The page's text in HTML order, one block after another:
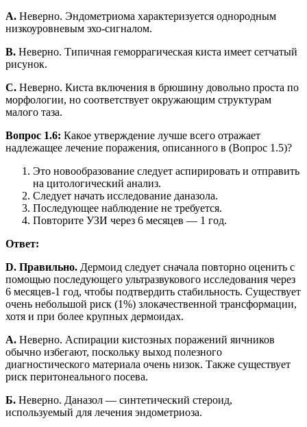
A. Неверно. Эндометриома характеризуется однородным
низкоуровневым эхо-сигналом.
B. Неверно. Типичная геморрагическая киста имеет сетчатый
рисунок.
C. Неверно. Киста включения в брюшину довольно проста по
морфологии, но соответствует окружающим структурам
малого таза.
Вопрос 1.6: Какое утверждение лучше всего отражает
надлежащее лечение поражения, описанного в (Вопрос 1.5)?
Это новообразование следует аспирировать и отправить
на цитологический анализ.
Следует начать исследование даназола.
Последующее наблюдение не требуется.
Повторите УЗИ через 6 месяцев — 1 год.
Ответ:
D. Правильно. Дермоид следует сначала повторно оценить с
помощью последующего ультразвукового исследования через
6 месяцев-1 год, чтобы подтвердить стабильность. Существует
очень небольшой риск (1%) злокачественной трансформации,
хотя и при более крупных дермоидах.
A. Неверно. Аспирации кистозных поражений яичников
обычно избегают, поскольку выход полезного
диагностического материала очень низок. Также существует
риск перитонеального посева.
Б. Неверно. Даназол — синтетический стероид,
используемый для лечения эндометриоза.